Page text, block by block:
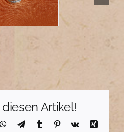
Artikel!
WhatsApp
TelegramTumblr Pinterest
Vk
Xing